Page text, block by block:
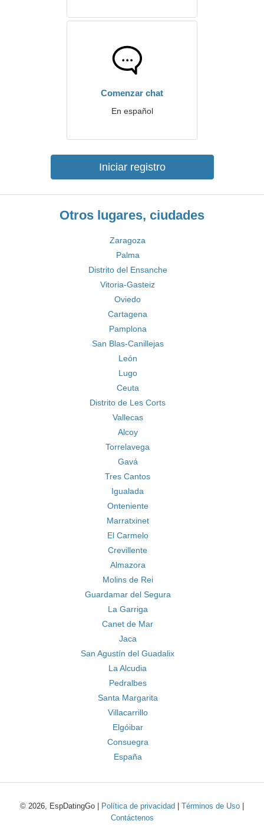
Comenzar chat
En español
Iniciar registro
Otros lugares, ciudades
Zaragoza
Palma
Distrito del Ensanche
Vitoria-Gasteiz
Oviedo
Cartagena
Pamplona
San Blas-Canillejas
León
Lugo
Ceuta
Distrito de Les Corts
Vallecas
Alcoy
Torrelavega
Gavá
Tres Cantos
Igualada
Onteniente
Marratxinet
El Carmelo
Crevillente
Almazora
Molins de Rei
Guardamar del Segura
La Garriga
Canet de Mar
Jaca
San Agustín del Guadalix
La Alcudia
Pedralbes
Santa Margarita
Villacarrillo
Elgóibar
Consuegra
España
© 2026, EspDatingGo | Política de privacidad Términos de Uso
Contáctenos